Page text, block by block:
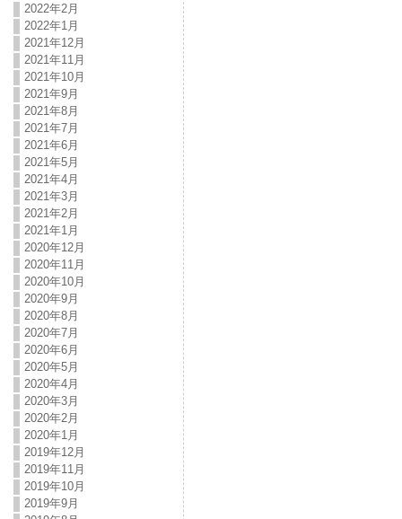
2022年2月
2022年1月
2021年12月
2021年11月
2021年10月
2021年9月
2021年8月
2021年7月
2021年6月
2021年5月
2021年4月
2021年3月
2021年2月
2021年1月
2020年12月
2020年11月
2020年10月
2020年9月
2020年8月
2020年7月
2020年6月
2020年5月
2020年4月
2020年3月
2020年2月
2020年1月
2019年12月
2019年11月
2019年10月
2019年9月